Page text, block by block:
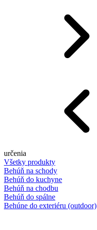
určenia
Všetky produkty
Behúň na schody
Behúň do kuchyne
Behúň na chodbu
Behúň do spálne
Behúne do exteriéru (outdoor)